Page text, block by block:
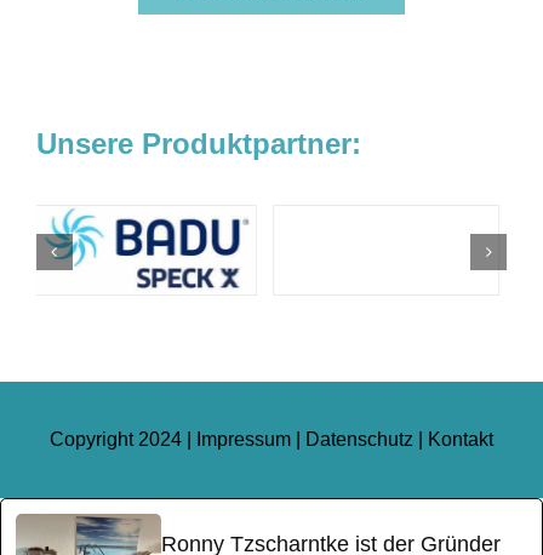
Unsere Produktpartner:
Copyright 2024 | Impressum Datenschutz Kontakt
Ronny Tzscharntke ist der Gründer